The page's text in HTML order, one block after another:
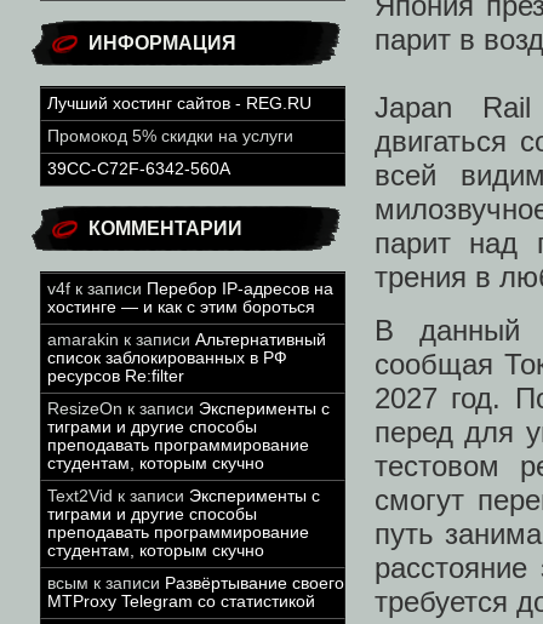
ИНФОРМАЦИЯ
Лучший хостинг сайтов - REG.RU
Промокод 5% скидки на услуги
39CC-C72F-6342-560A
КОММЕНТАРИИ
v4f к записи Перебор IP-адресов на
хостинге — и как с этим бороться
amarakin к записи Альтернативный
список заблокированных в РФ
ресурсов Re:filter
ResizeOn к записи Эксперименты с
тиграми и другие способы
преподавать программирование
студентам, которым скучно
Text2Vid к записи Эксперименты с
тиграми и другие способы
преподавать программирование
студентам, которым скучно
всым к записи Развёртывание своего
MTProxy Telegram со статистикой
парит в
Japan Rail
двигаться
всей
парит над
трения в
В данный
сообщая
2027 год.
перед для
тестовом
смогут
путь
требуется